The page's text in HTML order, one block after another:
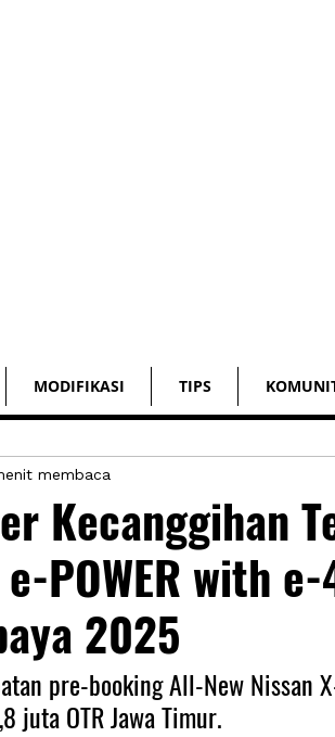
MODIFIKASI TIPS
Kecanggihan
POWER with e-
2025
membaca
pre-booking All-New Nissan
juta OTR Jawa Timur.